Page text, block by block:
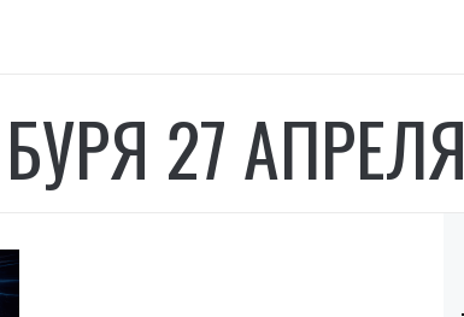
27 АПРЕЛЯ